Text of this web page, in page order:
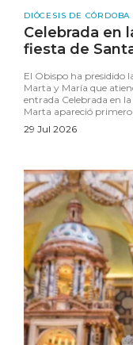
DIÓCESIS DE CÓRDOBA
Celebrada en
fiesta de
El Obispo ha presidido
Marta y María que
entrada Celebrada en
Marta apareció primero
29 Jul 2026